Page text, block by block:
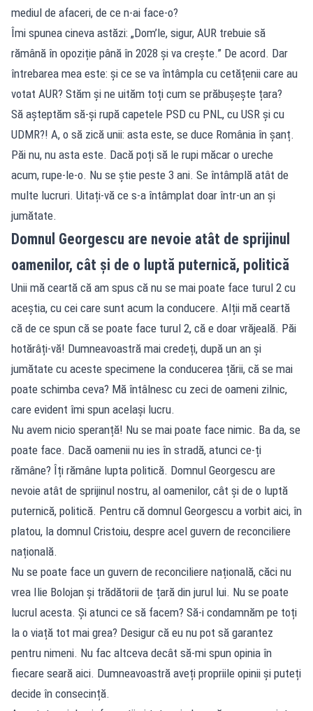
mediul de afaceri, de ce n-ai face-o?
Îmi spunea cineva astăzi: „Dom’le, sigur, AUR trebuie să
rămână în opoziție până în 2028 și va crește.” De acord. Dar
întrebarea mea este: și ce se va întâmpla cu cetățenii care au
votat AUR? Stăm și ne uităm toți cum se prăbușește țara?
Să așteptăm să-și rupă capetele PSD cu PNL, cu USR și cu
UDMR?! A, o să zică unii: asta este, se duce România în șanț.
Păi nu, nu asta este. Dacă poți să le rupi măcar o ureche
acum, rupe-le-o. Nu se știe peste 3 ani. Se întâmplă atât de
multe lucruri. Uitați-vă ce s-a întâmplat doar într-un an și
jumătate.
Domnul Georgescu are nevoie atât de sprijinul
oamenilor, cât și de o luptă puternică, politică
Unii mă ceartă că am spus că nu se mai poate face turul 2 cu
aceștia, cu cei care sunt acum la conducere. Alții mă ceartă
că de ce spun că se poate face turul 2, că e doar vrăjeală. Păi
hotărâți-vă! Dumneavoastră mai credeți, după un an și
jumătate cu aceste specimene la conducerea țării, că se mai
poate schimba ceva? Mă întâlnesc cu zeci de oameni zilnic,
care evident îmi spun același lucru.
Nu avem nicio speranță! Nu se mai poate face nimic. Ba da, se
poate face. Dacă oamenii nu ies în stradă, atunci ce-ți
rămâne? Îți rămâne lupta politică. Domnul Georgescu are
nevoie atât de sprijinul nostru, al oamenilor, cât și de o luptă
puternică, politică. Pentru că domnul Georgescu a vorbit aici, în
platou, la domnul Cristoiu, despre acel guvern de reconciliere
națională.
Nu se poate face un guvern de reconciliere națională, căci nu
vrea Ilie Bolojan și trădătorii de țară din jurul lui. Nu se poate
lucrul acesta. Și atunci ce să facem? Să-i condamnăm pe toți
la o viață tot mai grea? Desigur că eu nu pot să garantez
pentru nimeni. Nu fac altceva decât să-mi spun opinia în
fiecare seară aici. Dumneavoastră aveți propriile opinii și puteți
decide în consecință.